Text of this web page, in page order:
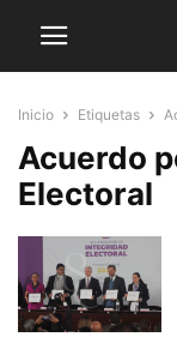
Inicio Etiquetas
Acuerdo
Electoral